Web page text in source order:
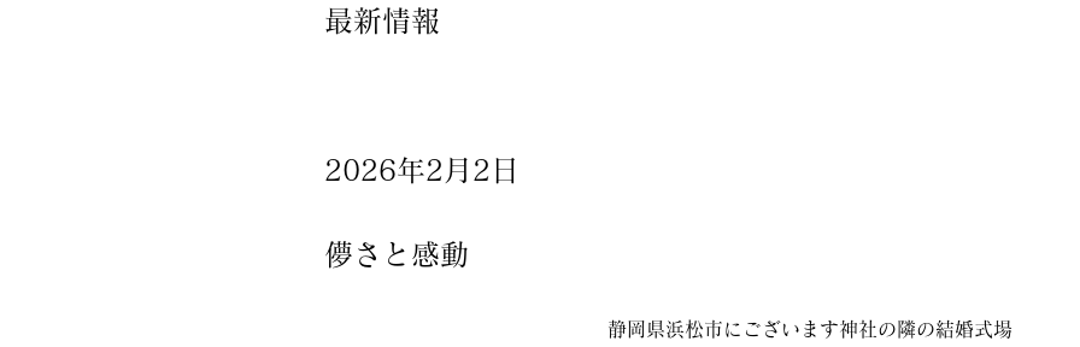
最新情報
2026年2月2日
静岡県浜松市にございます神社の隣の結婚式場
儚さと感動